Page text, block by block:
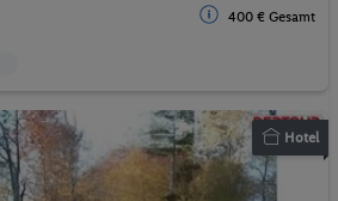
400 € Gesamt
Hotel